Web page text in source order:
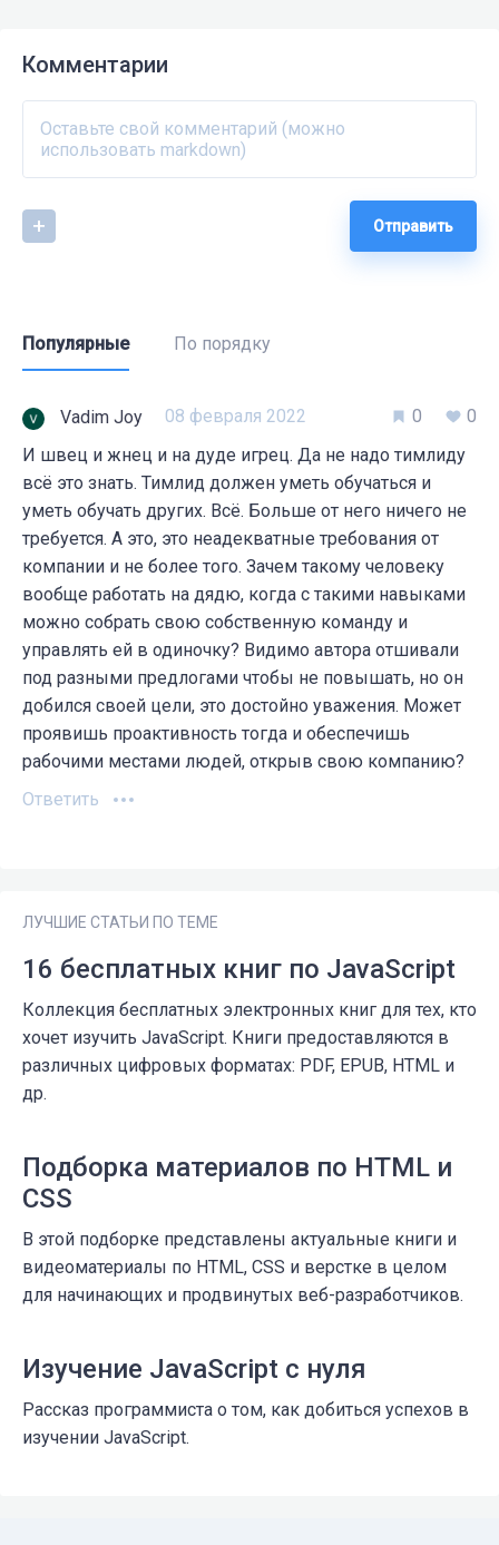
Комментарии
Отправить
Популярные По порядку
Vadim Joy 08 февраля 2022 0
0
И швец и жнец и на дуде игрец. Да не надо тимлиду
всё это знать. Тимлид должен уметь обучаться и
уметь обучать других. Всё. Больше от него ничего не
требуется. А это, это неадекватные требования от
компании и не более того. Зачем такому человеку
вообще работать на дядю, когда с такими навыками
можно собрать свою собственную команду и
управлять ей в одиночку? Видимо автора отшивали
под разными предлогами чтобы не повышать, но он
добился своей цели, это достойно уважения. Может
проявишь проактивность тогда и обеспечишь
рабочими местами людей, открыв свою компанию?
Ответить
ЛУЧШИЕ СТАТЬИ ПО ТЕМЕ
16 бесплатных книг по JavaScript
Коллекция бесплатных электронных книг для тех, кто
хочет изучить JavaScript. Книги предоставляются в
различных цифровых форматах: PDF, EPUB, HTML и
др.
Подборка материалов по HTML и
CSS
В этой подборке представлены актуальные книги и
видеоматериалы по HTML, CSS и верстке в целом
для начинающих и продвинутых веб-разработчиков.
Изучение JavaScript с нуля
Рассказ программиста о том, как добиться успехов в
изучении JavaScript.